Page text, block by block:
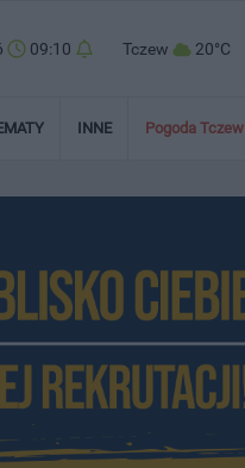
09:10 Tczew 20°C
INNE Pogoda Tczew